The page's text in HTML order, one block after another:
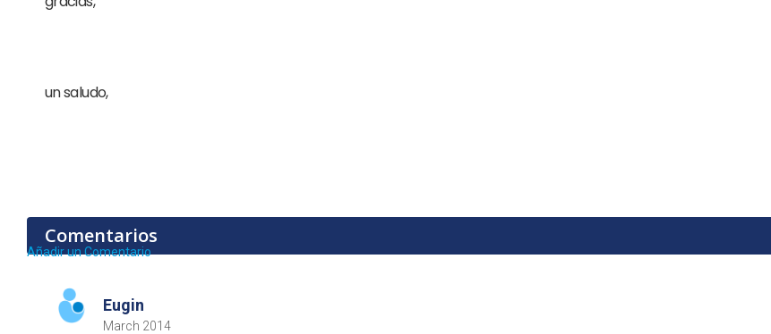
un saludo,
Comentarios
Añadir un Comentario
Eugin
March 2014